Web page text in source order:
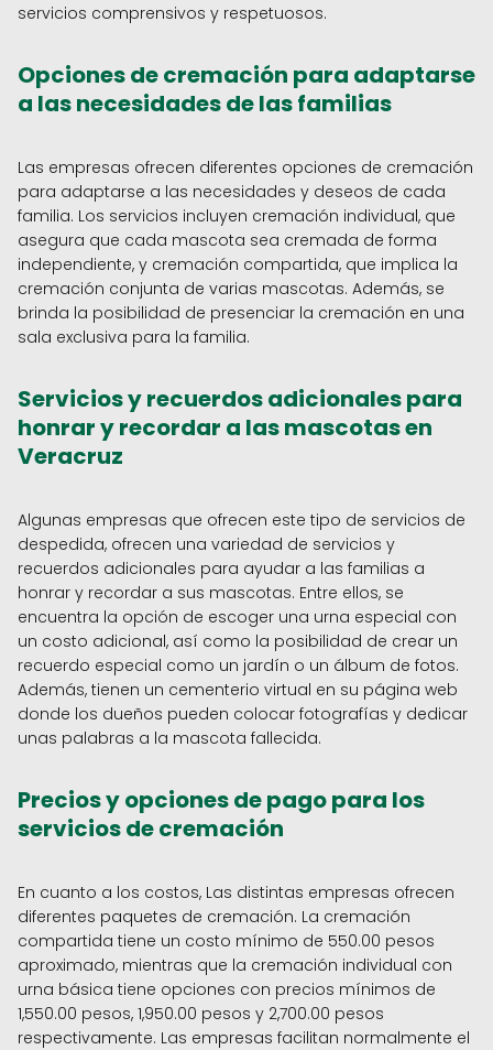
servicios comprensivos y respetuosos.
Opciones de cremación para adaptarse
a las necesidades de las familias
Las empresas ofrecen diferentes opciones de cremación
para adaptarse a las necesidades y deseos de cada
familia. Los servicios incluyen cremación individual, que
asegura que cada mascota sea cremada de forma
independiente, y cremación compartida, que implica la
cremación conjunta de varias mascotas. Además, se
brinda la posibilidad de presenciar la cremación en una
sala exclusiva para la familia.
Servicios y recuerdos adicionales para
honrar y recordar a las mascotas en
Veracruz
Algunas empresas que ofrecen este tipo de servicios de
despedida, ofrecen una variedad de servicios y
recuerdos adicionales para ayudar a las familias a
honrar y recordar a sus mascotas. Entre ellos, se
encuentra la opción de escoger una urna especial con
un costo adicional, así como la posibilidad de crear un
recuerdo especial como un jardín o un álbum de fotos.
Además, tienen un cementerio virtual en su página web
donde los dueños pueden colocar fotografías y dedicar
unas palabras a la mascota fallecida.
Precios y opciones de pago para los
servicios de cremación
En cuanto a los costos, Las distintas empresas ofrecen
diferentes paquetes de cremación. La cremación
compartida tiene un costo mínimo de 550.00 pesos
aproximado, mientras que la cremación individual con
urna básica tiene opciones con precios mínimos de
1,550.00 pesos, 1,950.00 pesos y 2,700.00 pesos
respectivamente. Las empresas facilitan normalmente el